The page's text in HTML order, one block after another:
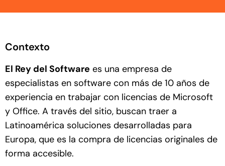
Contexto
El Rey del Software es una empresa de
especialistas en software con más de 10 años de
experiencia en trabajar con licencias de Microsoft
y Office. A través del sitio, buscan traer a
Latinoamérica soluciones desarrolladas para
Europa, que es la compra de licencias originales de
forma accesible.